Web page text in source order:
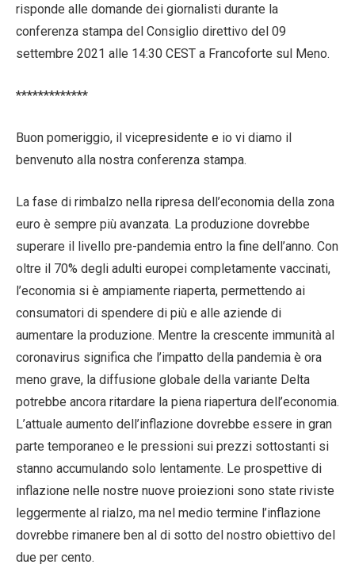
risponde alle domande dei giornalisti durante la
conferenza stampa del Consiglio direttivo del 09
settembre 2021 alle 14:30 CEST a Francoforte sul Meno.
*************
Buon pomeriggio, il vicepresidente e io vi diamo il
benvenuto alla nostra conferenza stampa.
La fase di rimbalzo nella ripresa dell’economia della zona
euro è sempre più avanzata. La produzione dovrebbe
superare il livello pre-pandemia entro la fine dell’anno. Con
oltre il 70% degli adulti europei completamente vaccinati,
l’economia si è ampiamente riaperta, permettendo ai
consumatori di spendere di più e alle aziende di
aumentare la produzione. Mentre la crescente immunità al
coronavirus significa che l’impatto della pandemia è ora
meno grave, la diffusione globale della variante Delta
potrebbe ancora ritardare la piena riapertura dell’economia.
L’attuale aumento dell’inflazione dovrebbe essere in gran
parte temporaneo e le pressioni sui prezzi sottostanti si
stanno accumulando solo lentamente. Le prospettive di
inflazione nelle nostre nuove proiezioni sono state riviste
leggermente al rialzo, ma nel medio termine l’inflazione
dovrebbe rimanere ben al di sotto del nostro obiettivo del
due per cento.